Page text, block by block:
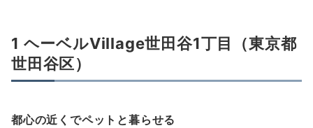
1 ヘーベルVillage世田谷1丁目（東京都
世田谷区）
都心の近くでペットと暮らせる